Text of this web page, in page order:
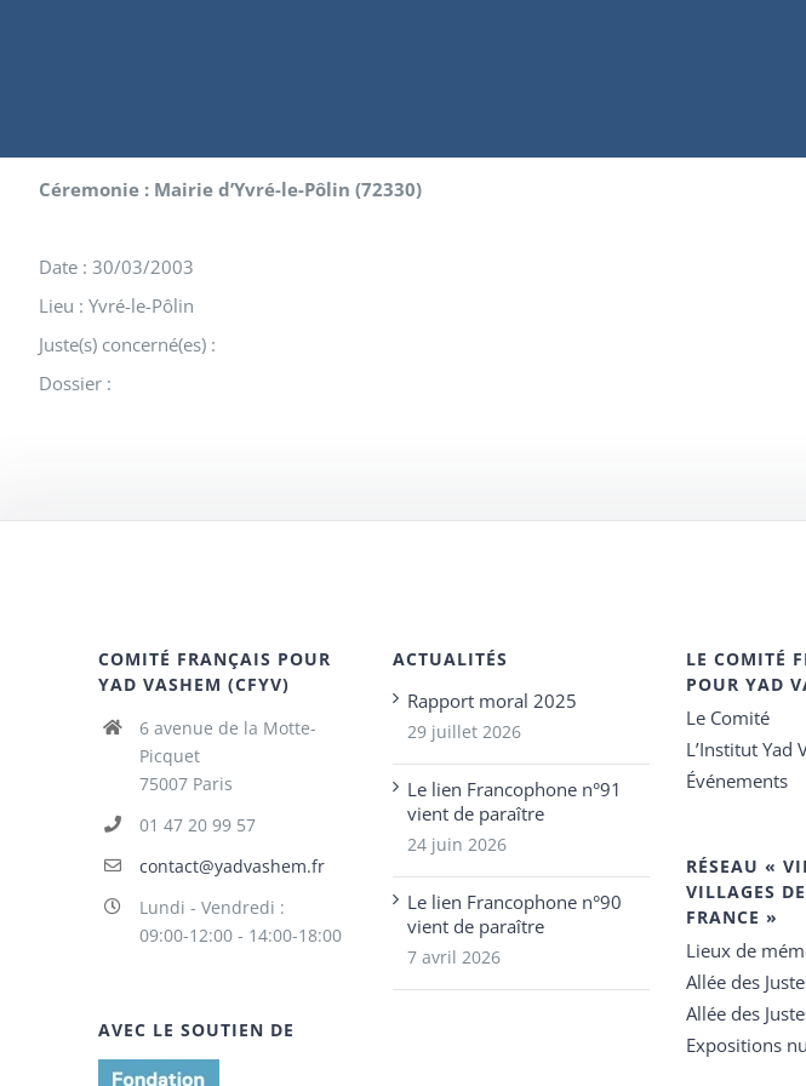
Céremonie : Mairie d’Yvré-le-Pôlin (72330)
Date : 30/03/2003
Lieu : Yvré-le-Pôlin
Juste(s) concerné(es) :
Dossier :
COMITÉ FRANÇAIS POUR
YAD VASHEM (CFYV)
6 avenue de la Motte-
Picquet
75007 Paris
01 47 20 99 57
contact@yadvashem.fr
Lundi - Vendredi :
09:00-12:00 - 14:00-18:00
AVEC LE SOUTIEN DE
ACTUALITÉS
Rapport moral 2025
29 juillet 2026
Le lien Francophone n°91
vient de paraître
24 juin 2026
Le lien Francophone n°90
vient de paraître
7 avril 2026
LE COMITÉ
POUR YAD
Le Comité
L’Institut Yad
Événements
RÉSEAU «
VILLAGES
FRANCE »
Lieux de
Allée des
Allée des
Expositions